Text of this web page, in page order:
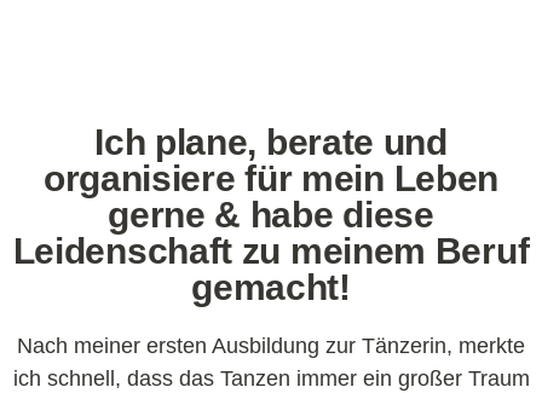
Ich plane, berate und
organisiere für mein Leben
gerne & habe diese
Leidenschaft zu meinem Beruf
gemacht!
Nach meiner ersten Ausbildung zur Tänzerin, merkte
ich schnell, dass das Tanzen immer ein großer Traum